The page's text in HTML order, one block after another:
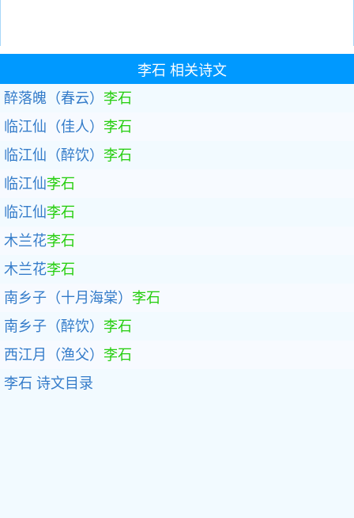
李石 相关诗文
醉落魄（春云） 李石
临江仙（佳人） 李石
临江仙（醉饮） 李石
临江仙李石
临江仙李石
木兰花李石
木兰花李石
南乡子（十月海棠） 李石
南乡子（醉饮） 李石
西江月（渔父） 李石
李石 诗文目录